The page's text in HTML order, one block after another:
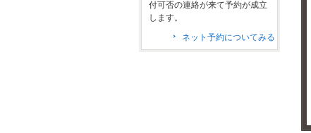
付可否の連絡が来て予約が成立
します。
ネット予約についてみる